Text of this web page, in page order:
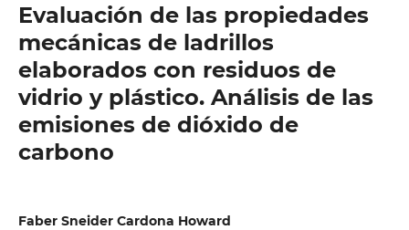
Evaluación de las propiedades
mecánicas de ladrillos
elaborados con residuos de
vidrio y plástico. Análisis de las
emisiones de dióxido de
carbono
Faber Sneider Cardona Howard